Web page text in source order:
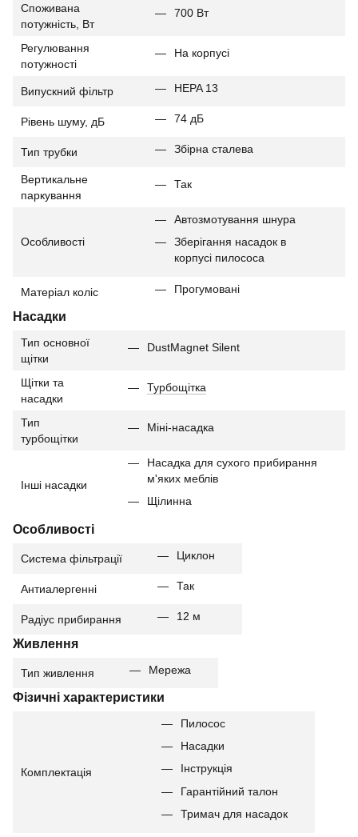
Споживана
потужність, Вт
700 Вт
Регулювання
потужності
На корпусі
Випускний фільтр HEPA 13
Рівень шуму, дБ 74 дБ
Тип трубки Збірна сталева
Вертикальне
паркування
Так
Особливості
Автозмотування шнура
Зберігання насадок в
корпусі пилососа
Матеріал коліс Прогумовані
Насадки
Тип основної
щітки
DustMagnet Silent
Щітки та
насадки
Турбощітка
Тип
турбощітки
Міні-насадка
Інші насадки
Насадка для сухого прибирання
м'яких меблів
Щілинна
Особливості
Система фільтрації Циклон
Антиалергенні Так
Радіус прибирання 12 м
Живлення
Тип живлення Мережа
Фізичні характеристики
Комплектація
Пилосос
Насадки
Інструкція
Гарантійний талон
Тримач для насадок